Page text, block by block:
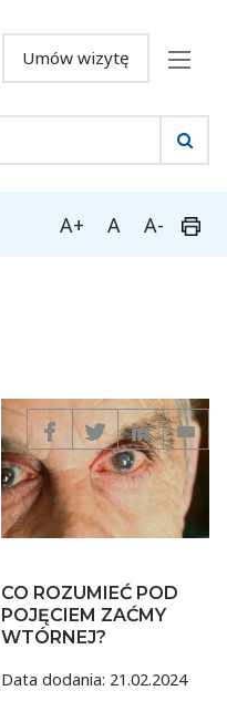
Umów wizytę
A+ A A-
CO ROZUMIEĆ POD
POJĘCIEM ZAĆMY
WTÓRNEJ?
Data dodania: 21.02.2024